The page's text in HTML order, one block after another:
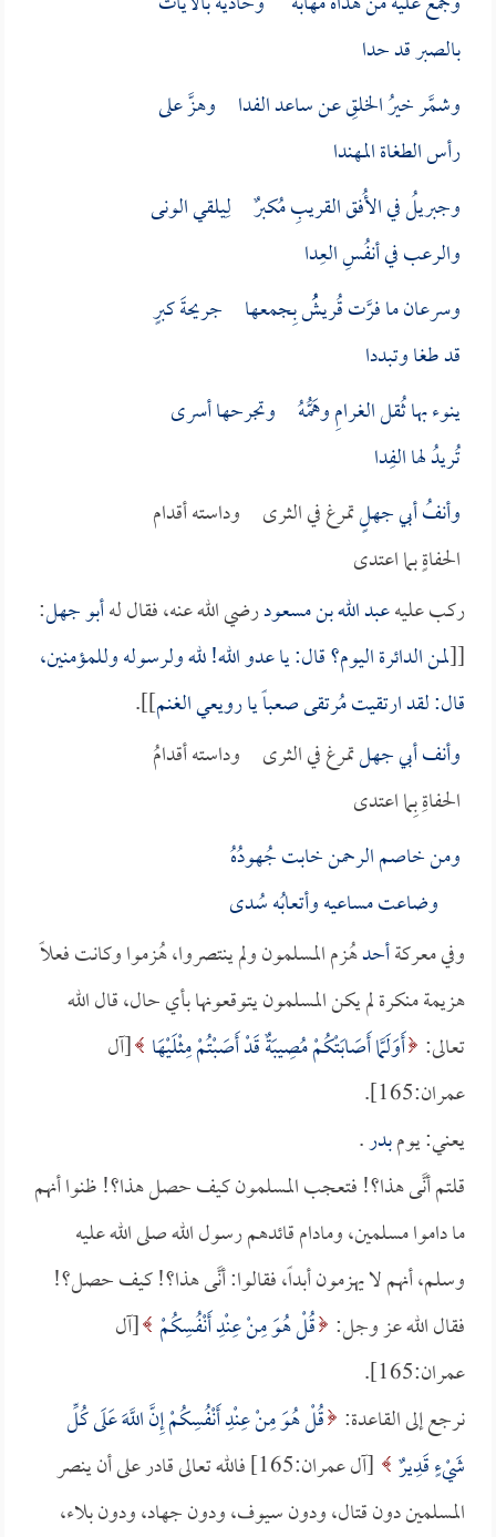
بالصبر قد حدا
وشمَّر خيرُ الخلقِ عن ساعد الفدا وهزَّ على
رأس الطغاة المهندا
وجبريلُ في الأُفق القريبِ مُكبرٌ لِيلقي الونى
والرعب في أنفُسِ العِدا
وسرعان ما فرَّت قُريشُُ بِجمعها جريحةَ كبرٍ
قد طغا وتبددا
ينوء بها ثُقل الغرامِ وهَمُّهُ وتجرحها أسرى
تُريدُ لها الفِدا
وأنفُأبي جهلٍ تمرغ في الثرى وداسته أقدام
الحفاةٍ بما اعتدى
ركب عليهعبد الله بن مسعودرضي الله عنه، فقال لهأبو جهل:
[[لمن الدائرة اليوم؟ قال: يا عدو الله! لله ولرسوله وللمؤمنين،
قال: لقد ارتقيت مُرتقى صعباً يا رويعي الغنم]].
وأنفأبي جهلتمرغ في الثرى وداسته أقدامُ
الحفاةِ بِما اعتدى
ومن خاصم الرحمن خابت جُهودُهُ
وضاعت مساعيه وأتعابُه سُدى
وفي معركةأحدهُزم المسلمون ولم ينتصروا، هُزموا وكانت فعلاً
هزيمة منكرة لم يكن المسلمون يتوقعونها بأي حال، قال الله
تعالى: أَوَلَمَّا أَصَابَتْكُمْ مُصِيبَةٌ قَدْ أَصَبْتُمْ مِثْلَيْهَا [آل
عمران:165].
يعني: يومبدر.
قلتم أنَّى هذا؟! فتعجب المسلمون كيف حصل هذا؟! ظنوا أنهم
ما داموا مسلمين، ومادام قائدهم رسول الله صلى الله عليه
وسلم، أنهم لا يهزمون أبداً، فقالوا: أنَّى هذا؟! كيف حصل؟!
فقال الله عز وجل: قُلْ هُوَ مِنْ عِنْدِ أَنْفُسِكُمْ [آل
عمران:165].
نرجع إلى القاعدة: قُلْ هُوَ مِنْ عِنْدِ أَنْفُسِكُمْ إِنَّ اللَّهَ عَلَى كُلِّ
شَيْءٍ قَدِيرٌ
[آل عمران:165] فالله تعالى قادر على أن ينصر
المسلمين دون قتال، ودون سيوف، ودون جهاد، ودون بلاء،